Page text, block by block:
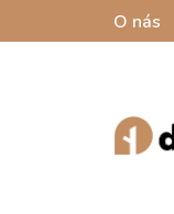
O nás